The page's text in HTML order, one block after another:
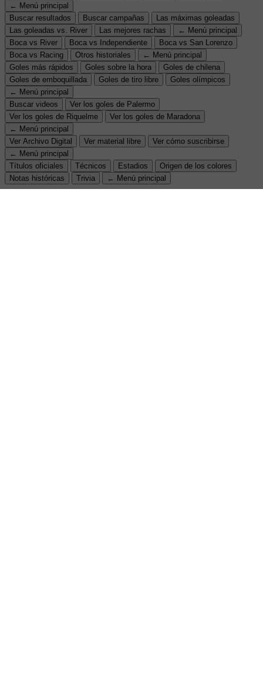
← Menú principal
Buscar resultados
Buscar campañas
Las máximas goleadas
Las goleadas vs. River
Las mejores rachas
← Menú principal
Boca vs River
Boca vs Independiente
Boca vs San Lorenzo
Boca vs Racing
Otros historiales
← Menú principal
Goles más rápidos
Goles sobre la hora
Goles de chilena
Goles de emboquillada
Goles de tiro libre
Goles olímpicos
← Menú principal
Buscar videos
Ver los goles de Palermo
Ver los goles de Riquelme
Ver los goles de Maradona
← Menú principal
Ver Archivo Digital
Ver material libre
Ver cómo suscribirse
← Menú principal
Títulos oficiales
Técnicos Estadios
Origen de los colores
Notas históricas
Trivia ← Menú principal